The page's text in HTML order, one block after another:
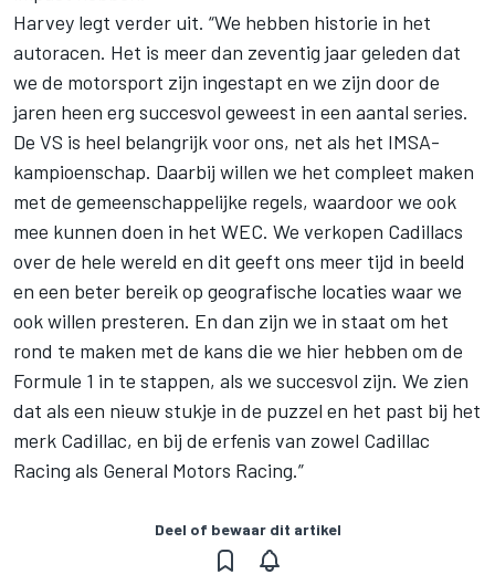
Harvey legt verder uit. “We hebben historie in het
autoracen. Het is meer dan zeventig jaar geleden dat
we de motorsport zijn ingestapt en we zijn door de
jaren heen erg succesvol geweest in een aantal series.
De VS is heel belangrijk voor ons, net als het IMSA-
kampioenschap. Daarbij willen we het compleet maken
met de gemeenschappelijke regels, waardoor we ook
mee kunnen doen in het WEC. We verkopen Cadillacs
over de hele wereld en dit geeft ons meer tijd in beeld
en een beter bereik op geografische locaties waar we
ook willen presteren. En dan zijn we in staat om het
rond te maken met de kans die we hier hebben om de
Formule 1 in te stappen, als we succesvol zijn. We zien
dat als een nieuw stukje in de puzzel en het past bij het
merk Cadillac, en bij de erfenis van zowel Cadillac
Racing als General Motors Racing.”
Deel of bewaar dit artikel